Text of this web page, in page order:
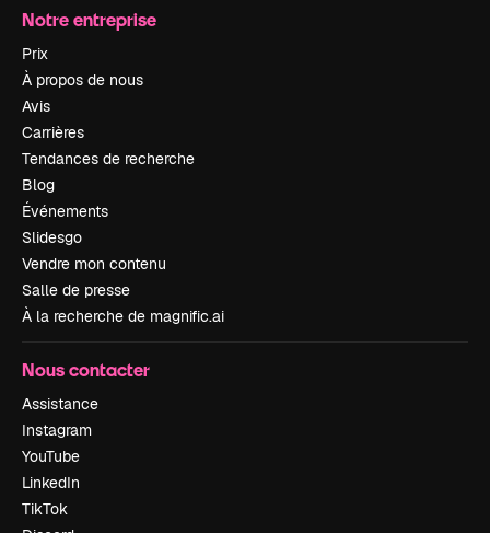
Notre entreprise
Prix
À propos de nous
Avis
Carrières
Tendances de recherche
Blog
Événements
Slidesgo
Vendre mon contenu
Salle de presse
À la recherche de magnific.ai
Nous contacter
Assistance
Instagram
YouTube
LinkedIn
TikTok